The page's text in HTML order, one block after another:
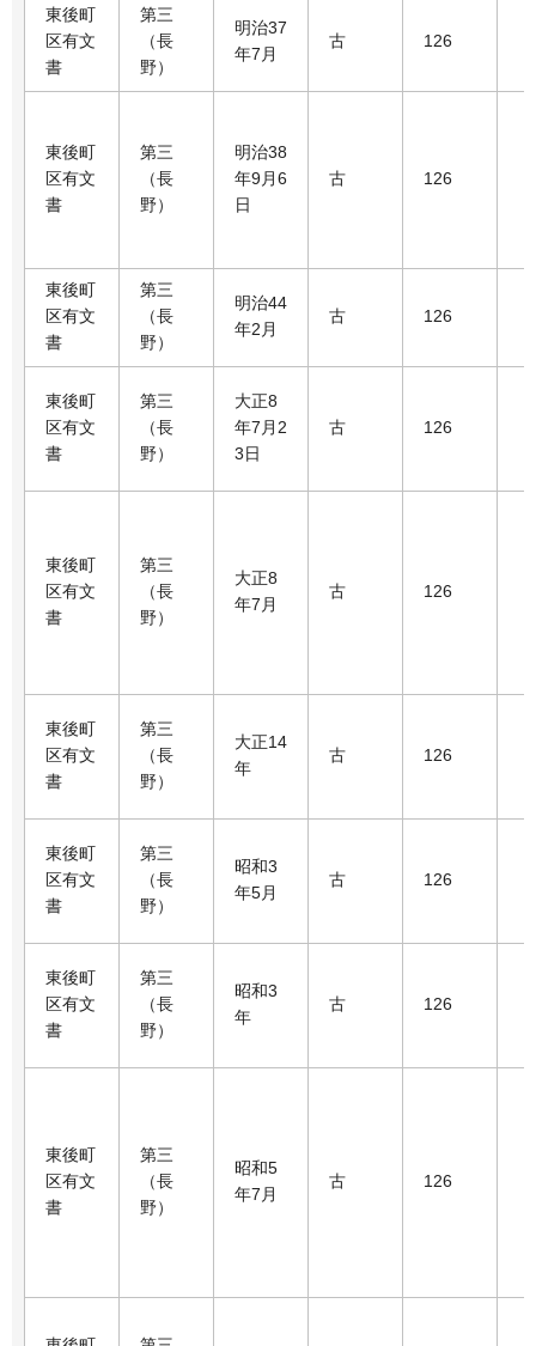
東後町
区有文
書
第三
（長
野）
明治37
年7月
古 126
東後町
区有文
書
第三
（長
野）
明治38
年9月6
日
古 126
東後町
区有文
書
第三
（長
野）
明治44
年2月
古 126
東後町
区有文
書
第三
（長
野）
大正8
年7月2
3日
古 126
東後町
区有文
書
第三
（長
野）
大正8
年7月
古 126
東後町
区有文
書
第三
（長
野）
大正14
年
古 126
東後町
区有文
書
第三
（長
野）
昭和3
年5月
古 126
東後町
区有文
書
第三
（長
野）
昭和3
年
古 126
東後町
区有文
書
第三
（長
野）
昭和5
年7月
古 126